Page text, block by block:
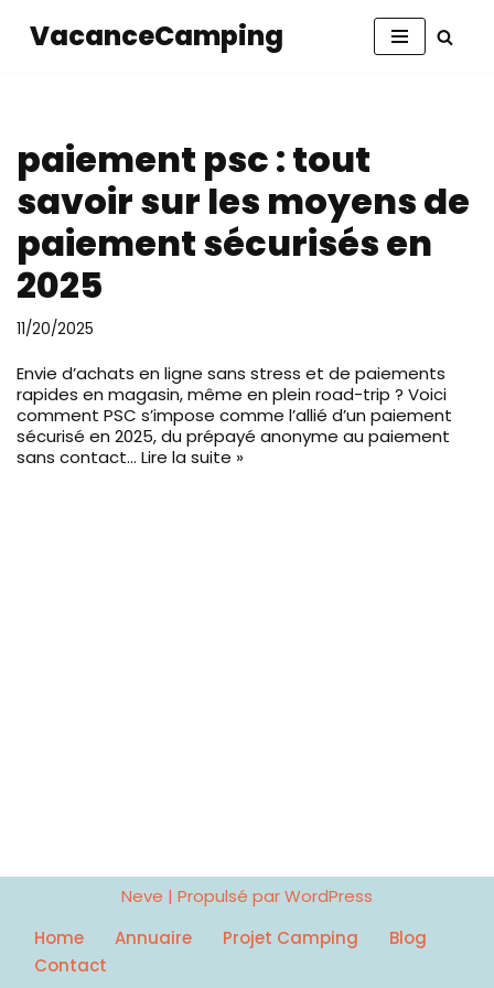
VacanceCamping
paiement psc : tout
savoir sur les moyens de
paiement sécurisés en
2025
11/20/2025
Envie d’achats en ligne sans stress et de paiements
rapides en magasin, même en plein road-trip ? Voici
comment PSC s’impose comme l’allié d’un paiement
sécurisé en 2025, du prépayé anonyme au paiement
sans contact… Lire la suite »
Neve | Propulsé parWordPress
Home
Annuaire Projet Camping
Blog
Contact